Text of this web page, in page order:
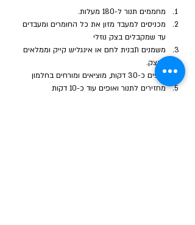
מחממים תנור ל-180 מעלות.
מכניסים למעבד מזון את כל החומרים ומעבדים
עד שמקבלים בצק נוזלי
משמנים תבנית לחם או אינגליש קייק וממלאים
בבצק.
אופים כ-30 דקות, מוציאים ומורחים בחלמון
מחזירים לתנור ואופים עוד כ-10 דקות